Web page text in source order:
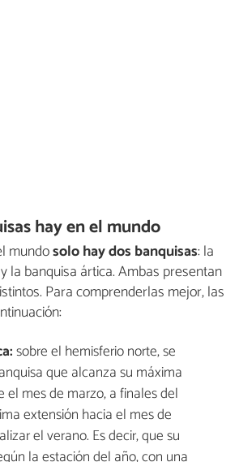
hay en el mundo
mundosolo hay dos banquisas: la
la banquisa ártica. Ambas presentan
Para comprenderlas mejor, las
sobre el hemisferio norte, se
que alcanza su máxima
el mes de marzo, a finales del
extensión hacia el mes de
el verano. Es decir, que su
la estación del año, con una